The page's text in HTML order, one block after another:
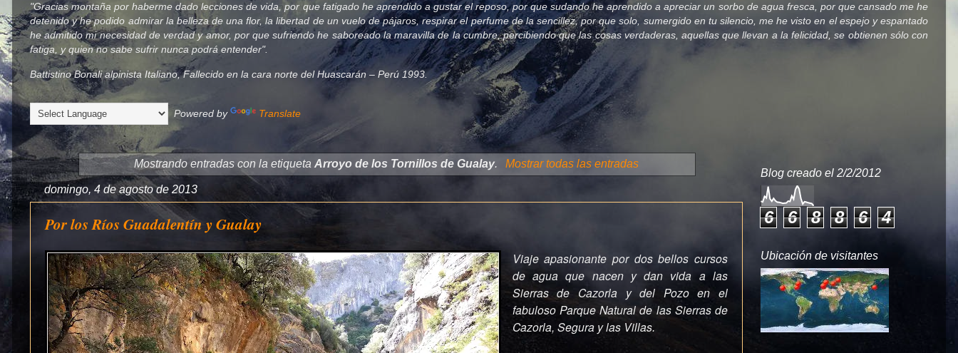
"Gracias montaña por haberme dado lecciones de vida, por que fatigado he aprendido a gustar el reposo, por que sudando he aprendido a apreciar un sorbo de agua fresca, por que cansado me he
detenido y he podido admirar la belleza de una flor, la libertad de un vuelo de pájaros, respirar el perfume de la sencillez, por que solo, sumergido en tu silencio, me he visto en el espejo y espantado
he admitido mi necesidad de verdad y amor, por que sufriendo he saboreado la maravilla de la cumbre, percibiendo que las cosas verdaderas, aquellas que llevan a la felicidad, se obtienen sólo con
fatiga, y quien no sabe sufrir nunca podrá entender".
Battistino Bonali alpinista Italiano, Fallecido en la cara norte del Huascarán – Perú 1993.
Powered by Translate
Mostrando entradas con la etiquetaArroyo de los Tornillos de Gualay. Mostrar todas las entradas
domingo, 4 de agosto de 2013
Por los Ríos Guadalentín y Gualay
Viaje apasionante por dos bellos cursos
de agua que nacen y dan vida a las
Sierras de Cazorla y del Pozo en el
fabuloso Parque Natural de las Sierras de
Cazorla, Segura y las Villas.
Blog creado el 2/2/2012
6 6 8 8 6 4
Ubicación de visitantes